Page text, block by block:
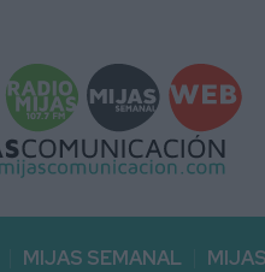
MIJAS SEMANAL